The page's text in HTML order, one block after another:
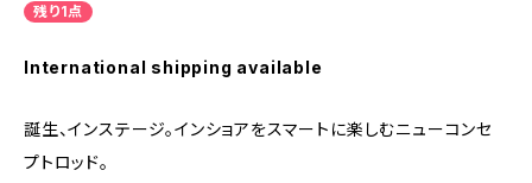
残り1点
International shipping available
誕生、インステージ。インショアをスマートに楽しむニューコンセ
プトロッド。